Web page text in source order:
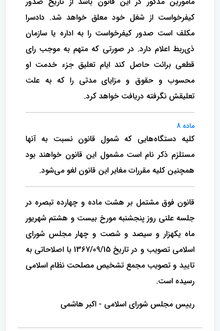
کیفرخواست از شغل خود معلق خواهد شد. دادسرا
مکلف است صدور کیفرخواست را به اداره یا سازمان
ذی‌ربط اعلام دارد. در صورتی ‌که متهم به موجب رای
قطعی برائت حاصل کند ایام تعلیق جزء خدمت او
محسوب و حقوق و مزایای مدتی را که به علت
تعلیقش نگرفته دریافت خواهد کرد.
ماده 8
کلیه دستگاه‌هایی که شمول قانون نسبت به آنها
مستلزم ذکر نام است مشمول این قانون خواهند بود
همچنین کلیه مقررات مغایر این قانون لغو می‌شود.
‌قانون فوق مشتمل بر هشت ماده و چهارده تبصره در
جلسه علنی روز پنجشنبه مورخ بیست و هشتم شهریور
ماه یکهزار و سیصد و شصت و چهار‌ مجلس شورای
اسلامی تصویب و در تاریخ 1367/09/15 با اصلاحاتی به
تایید و تصویب مجمع تشخیص مصلحت نظام اسلامی
رسیده است. ‌
رییس مجلس شورای اسلامی - اکبر هاشمی